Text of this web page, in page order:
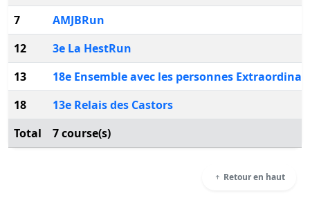
7
AMJBRun
12
3e La HestRun
13
18e Ensemble avec les personnes
18
13e Relais des Castors
Total
7 course(s)
Retour en haut